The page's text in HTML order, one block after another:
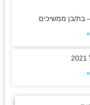
בת/בן ממשיכים